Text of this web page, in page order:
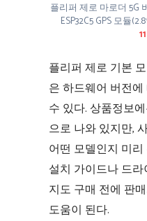
플리퍼 제로 마로더 5G
ESP32C5 GPS 모듈
플리퍼 제로 기본
은 하드웨어 버전
수 있다. 상품정보
으로 나와 있지만,
어떤 모델인지 미
설치 가이드나 드
지도 구매 전에 판
도움이 된다.